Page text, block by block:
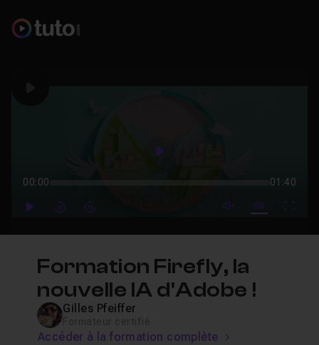
Play
00:00 01:40
PlayForwardForward mute video
Subtitles
Formation Firefly, la
nouvelle IA d'Adobe !
Gilles Pfeiffer
Accéder à la formation complète